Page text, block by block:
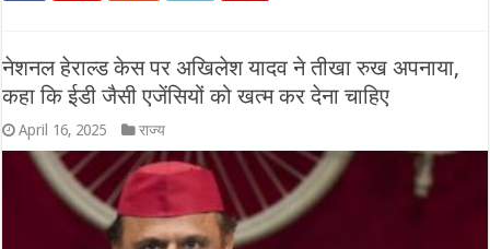
नेशनल हेराल्ड केस पर अखिलेश यादव ने तीखा रुख अपनाया,
कहा कि ईडी जैसी एजेंसियों को खत्म कर देना चाहिए
April 16, 2025 राज्य